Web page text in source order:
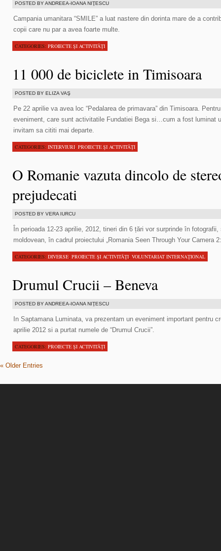
POSTED BY ANDREEA-IOANA NIŢESCU
Campania umanitara “SMILE” a luat nastere din dorinta mare de a
copii care nu par a avea foarte multe.
CATEGORIES: PROIECTE ŞI ACTIVITĂŢI
11 000 de biciclete in Timisoara
POSTED BY ELIZA VAŞ
Pe 22 aprilie va avea loc “Pedalarea de primavara” din Timisoara.
eveniment, care sunt activitatile Fundatiei Bega si…cum a fost luminat
invitam sa cititi mai departe.
CATEGORIES: INTERVIURI, PROIECTE ŞI ACTIVITĂŢI
O Romanie vazuta dincolo de
prejudecati
POSTED BY VERA IURCU
În perioada 12-23 aprilie, 2012, tineri din 6 țări vor surprinde în
moldovean, în cadrul proiectului „Romania Seen Through Your Camera
CATEGORIES: DIVERSE, PROIECTE ŞI ACTIVITĂŢI, VOLUNTARIAT INTERNAŢIONAL
Drumul Crucii – Beneva
POSTED BY ANDREEA-IOANA NIŢESCU
In Saptamana Luminata, va prezentam un eveniment important pentru
aprilie 2012 si a purtat numele de “Drumul Crucii”.
CATEGORIES: PROIECTE ŞI ACTIVITĂŢI
« Older Entries